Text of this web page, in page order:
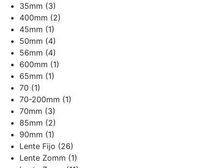
35mm (3)
400mm (2)
45mm (1)
50mm (4)
56mm (4)
600mm (1)
65mm (1)
70 (1)
70-200mm (1)
70mm (3)
85mm (2)
90mm (1)
Lente Fijo (26)
Lente Zomm (1)